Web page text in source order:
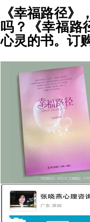
《幸福路径
吗？《幸福路
心灵的书。订